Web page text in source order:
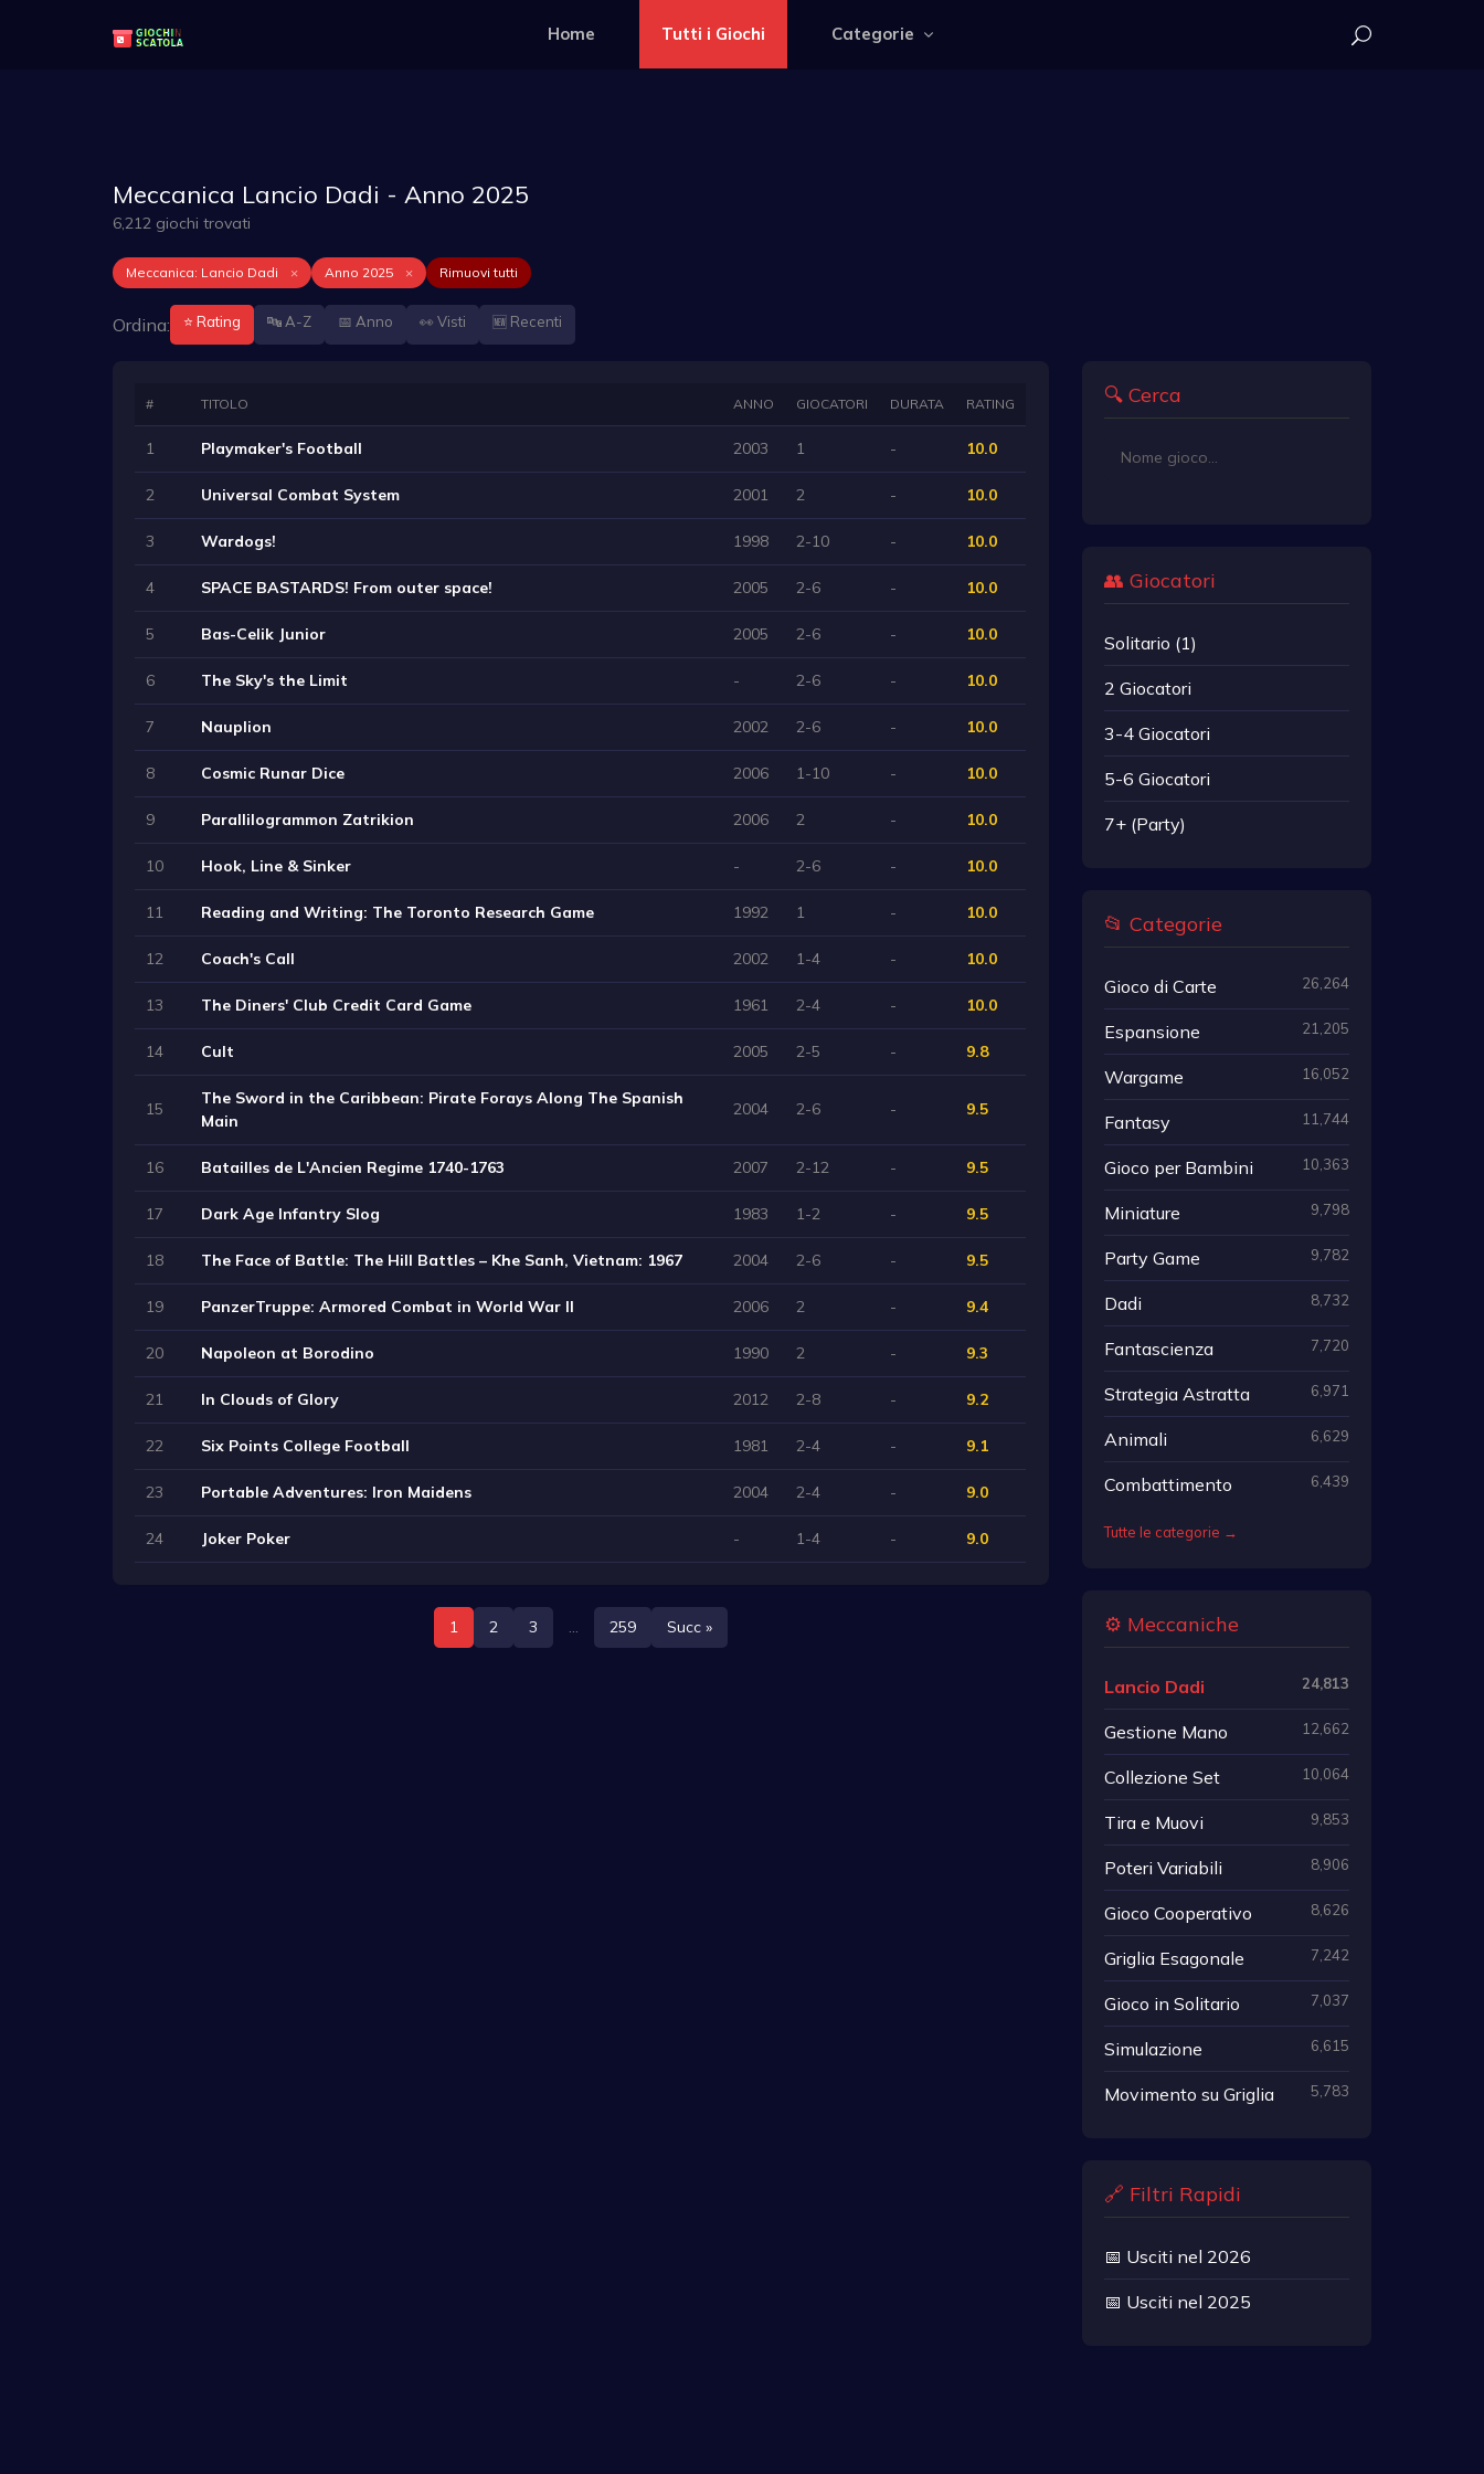
Home Tutti i Giochi Categorie
Meccanica Lancio Dadi - Anno 2025
6,212 giochi trovati
Meccanica: Lancio Dadi × Anno 2025 × Rimuovi tutti
Ordina: ⭐ Rating 🔤 A-Z 📅 Anno 👀 Visti 🆕 Recenti
# TITOLO ANNO GIOCATORI DURATA RATING
1 Playmaker's Football 2003 1 - 10.0
2 Universal Combat System 2001 2 - 10.0
3 Wardogs! 1998 2-10 - 10.0
4 SPACE BASTARDS! From outer space! 2005 2-6 - 10.0
5 Bas-Celik Junior 2005 2-6 - 10.0
6 The Sky's the Limit - 2-6 - 10.0
7 Nauplion 2002 2-6 - 10.0
8 Cosmic Runar Dice 2006 1-10 - 10.0
9 Parallilogrammon Zatrikion 2006 2 - 10.0
10 Hook, Line & Sinker - 2-6 - 10.0
11 Reading and Writing: The Toronto Research Game 1992 1 - 10.0
12 Coach's Call 2002 1-4 - 10.0
13 The Diners' Club Credit Card Game 1961 2-4 - 10.0
14 Cult 2005 2-5 - 9.8
15
The Sword in the Caribbean: Pirate Forays Along The Spanish
Main
2004 2-6 - 9.5
16 Batailles de L'Ancien Regime 1740-1763 2007 2-12 - 9.5
17 Dark Age Infantry Slog 1983 1-2 - 9.5
18 The Face of Battle: The Hill Battles – Khe Sanh, Vietnam: 1967 2004 2-6 - 9.5
19 PanzerTruppe: Armored Combat in World War II 2006 2 - 9.4
20 Napoleon at Borodino 1990 2 - 9.3
21 In Clouds of Glory 2012 2-8 - 9.2
22 Six Points College Football 1981 2-4 - 9.1
23 Portable Adventures: Iron Maidens 2004 2-4 - 9.0
24 Joker Poker - 1-4 - 9.0
1 2 3 259 Succ »
🔍 Cerca
👥 Giocatori
Solitario (1)
2 Giocatori
3-4 Giocatori
5-6 Giocatori
7+ (Party)
📂 Categorie
Gioco di Carte 26,264
Espansione 21,205
Wargame 16,052
Fantasy 11,744
Gioco per Bambini 10,363
Miniature 9,798
Party Game 9,782
Dadi 8,732
Fantascienza 7,720
Strategia Astratta 6,971
Animali 6,629
Combattimento 6,439
Tutte le categorie →
⚙️ Meccaniche
Lancio Dadi 24,813
Gestione Mano 12,662
Collezione Set 10,064
Tira e Muovi 9,853
Poteri Variabili 8,906
Gioco Cooperativo 8,626
Griglia Esagonale 7,242
Gioco in Solitario 7,037
Simulazione 6,615
Movimento su Griglia 5,783
🔗 Filtri Rapidi
📅 Usciti nel 2026
📅 Usciti nel 2025